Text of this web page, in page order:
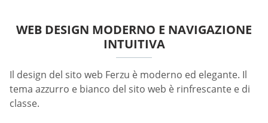
WEB DESIGN MODERNO E NAVIGAZIONE
INTUITIVA
Il design del sito web Ferzu è moderno ed elegante. Il
tema azzurro e bianco del sito web è rinfrescante e di
classe.